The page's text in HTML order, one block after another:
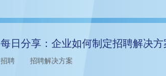
每日分享：企业如何制定招聘解决
招聘 招聘解决方案